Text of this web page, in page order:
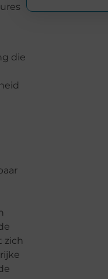
die
zich